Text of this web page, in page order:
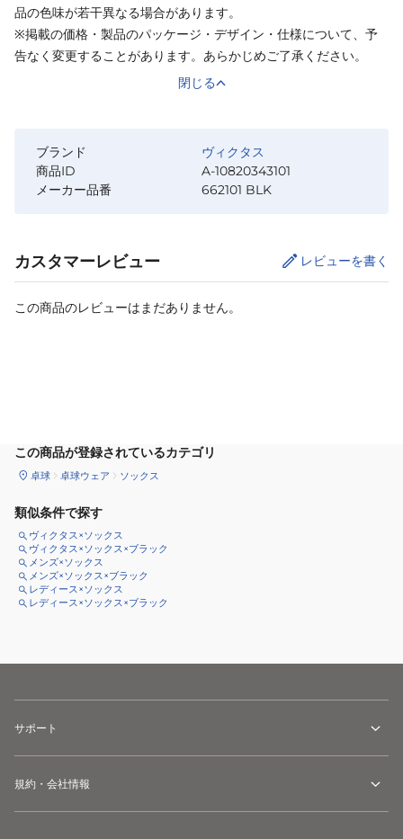
品の色味が若干異なる場合があります。
※掲載の価格・製品のパッケージ・デザイン・仕様について、予
告なく変更することがあります。あらかじめご了承ください。
閉じる
ブランド
ヴィクタス
商品ID
A-10820343101
メーカー品番
662101 BLK
カスタマーレビュー レビューを書く
この商品のレビューはまだありません。
この商品が登録されているカテゴリ
卓球 卓球ウェア ソックス
類似条件で探す
ヴィクタス×ソックス
ヴィクタス×ソックス×ブラック
メンズ×ソックス
メンズ×ソックス×ブラック
レディース×ソックス
レディース×ソックス×ブラック
サポート
規約・会社情報